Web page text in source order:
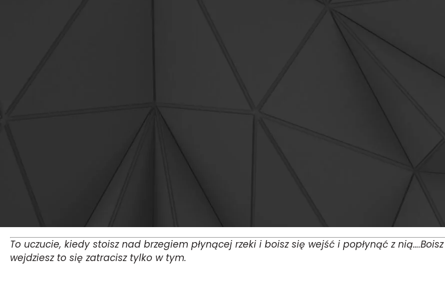
To uczucie, kiedy stoisz nad brzegiem płynącej rzeki i boisz się wejść i popłynąć z
wejdziesz to się zatracisz tylko w tym.